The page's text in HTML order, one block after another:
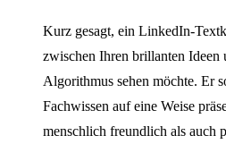
Kurz gesagt, ein LinkedIn-
zwischen Ihren brillanten Ideen
Algorithmus sehen möchte. Er
Fachwissen auf eine Weise
menschlich freundlich als auch